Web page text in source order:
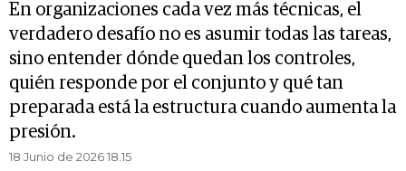
En organizaciones cada vez más técnicas, el
verdadero desafío no es asumir todas las tareas,
sino entender dónde quedan los controles,
quién responde por el conjunto y qué tan
preparada está la estructura cuando aumenta la
presión.
18 Junio de 2026 18.15